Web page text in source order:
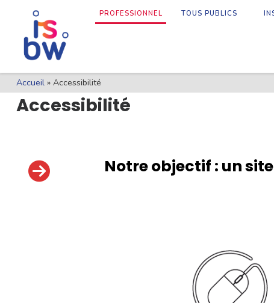
Skip to content TOUS PUBLICS
PROFESSIONNEL
Accueil » Accessibilité
Accessibilité
Notre objectif : un